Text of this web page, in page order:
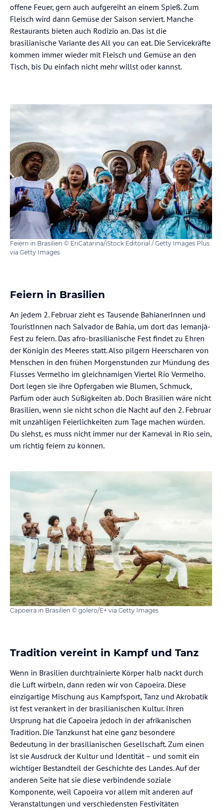
offene Feuer, gern auch aufgereiht an einem Spieß. Zum
Fleisch wird dann Gemüse der Saison serviert. Manche
Restaurants bieten auch Rodizio an. Das ist die
brasilianische Variante des All you can eat. Die Servicekräfte
kommen immer wieder mit Fleisch und Gemüse an den
Tisch, bis Du einfach nicht mehr willst oder kannst.
Feiern in Brasilien © EriCatarina/iStock Editorial / Getty Images Plus
via Getty Images
Feiern in Brasilien
An jedem 2. Februar zieht es Tausende BahianerInnen und
TouristInnen nach Salvador de Bahía, um dort das Iemanjá-
Fest zu feiern. Das afro-brasilianische Fest findet zu Ehren
der Königin des Meeres statt. Also pilgern Heerscharen von
Menschen in den frühen Morgenstunden zur Mündung des
Flusses Vermelho im gleichnamigen Viertel Rio Vermelho.
Dort legen sie ihre Opfergaben wie Blumen, Schmuck,
Parfüm oder auch Süßigkeiten ab. Doch Brasilien wäre nicht
Brasilien, wenn sie nicht schon die Nacht auf den 2. Februar
mit unzähligen Feierlichkeiten zum Tage machen würden.
Du siehst, es muss nicht immer nur der Karneval in Rio sein,
um richtig feiern zu können.
Capoeira in Brasilien © golero/E+ via Getty Images
Tradition vereint in Kampf und Tanz
Wenn in Brasilien durchtrainierte Körper halb nackt durch
die Luft wirbeln, dann reden wir von Capoeira. Diese
einzigartige Mischung aus Kampfsport, Tanz und Akrobatik
ist fest verankert in der brasilianischen Kultur. Ihren
Ursprung hat die Capoeira jedoch in der afrikanischen
Tradition. Die Tanzkunst hat eine ganz besondere
Bedeutung in der brasilianischen Gesellschaft. Zum einen
ist sie Ausdruck der Kultur und Identität – und somit ein
wichtiger Bestandteil der Geschichte des Landes. Auf der
anderen Seite hat sie diese verbindende soziale
Komponente, weil Capoeira vor allem mit anderen auf
Veranstaltungen und verschiedensten Festivitäten